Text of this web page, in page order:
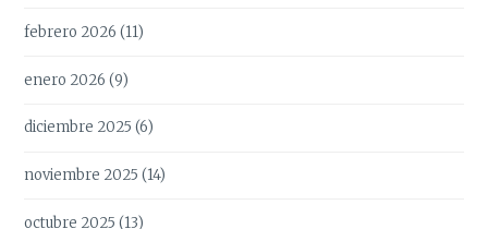
febrero 2026 (11)
enero 2026 (9)
diciembre 2025 (6)
noviembre 2025 (14)
octubre 2025 (13)